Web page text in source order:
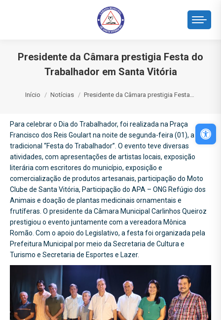
Presidente da Câmara prestigia Festa do
Trabalhador em Santa Vitória
Início Notícias Presidente da Câmara prestigia Festa…
Para celebrar o Dia do Trabalhador, foi realizada na Praça
Francisco dos Reis Goulart na noite de segunda-feira (01), a
tradicional “Festa do Trabalhador”. O evento teve diversas
atividades, com apresentações de artistas locais, exposição
literária com escritores do município, exposição e
comercialização de produtos artesanais, participação do Moto
Clube de Santa Vitória, Participação do APA – ONG Refúgio dos
Animais e doação de plantas medicinais ornamentais e
frutíferas. O presidente da Câmara Municipal Carlinhos Queiroz
prestigiou o evento juntamente com a vereadora Mônica
Romão. Com o apoio do Legislativo, a festa foi organizada pela
Prefeitura Municipal por meio da Secretaria de Cultura e
Turismo e Secretaria de Esportes e Lazer.